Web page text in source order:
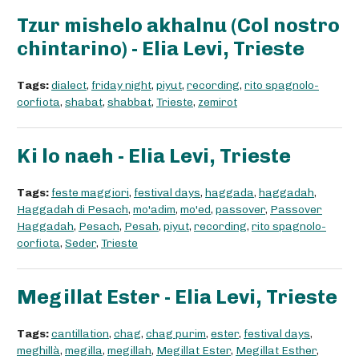
Tzur mishelo akhalnu (Col nostro
chintarino) - Elia Levi, Trieste
Tags:dialect, friday night, piyut, recording, rito spagnolo-
corfiota, shabat, shabbat, Trieste, zemirot
Ki lo naeh - Elia Levi, Trieste
Tags: feste maggiori, festival days, haggada, haggadah,
Haggadah di Pesach, mo'adim, mo'ed, passover, Passover
Haggadah, Pesach, Pesah, piyut, recording, rito spagnolo-
corfiota, Seder, Trieste
Megillat Ester - Elia Levi, Trieste
Tags:cantillation, chag, chag purim, ester, festival days,
meghillà, megilla, megillah, Megillat Ester, Megillat Esther,